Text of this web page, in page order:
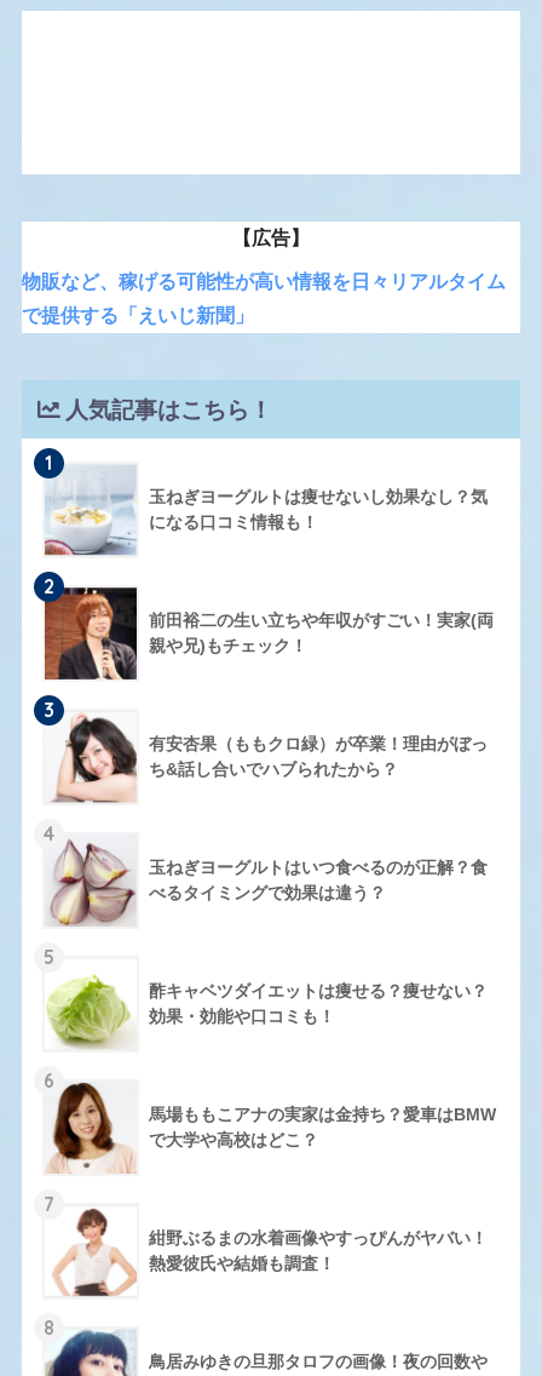
【広告】
物販など、稼げる可能性が高い情報を日々リアルタイム
で提供する「えいじ新聞」
人気記事はこちら！
1
玉ねぎヨーグルトは痩せないし効果なし？気
になる口コミ情報も！
2
前田裕二の生い立ちや年収がすごい！実家(両
親や兄)もチェック！
3
有安杏果（ももクロ緑）が卒業！理由がぼっ
ち&話し合いでハブられたから？
4
玉ねぎヨーグルトはいつ食べるのが正解？食
べるタイミングで効果は違う？
5
酢キャベツダイエットは痩せる？痩せない？
効果・効能や口コミも！
6
馬場ももこアナの実家は金持ち？愛車はBMW
で大学や高校はどこ？
7
紺野ぶるまの水着画像やすっぴんがヤバい！
熱愛彼氏や結婚も調査！
8
鳥居みゆきの旦那タロフの画像！夜の回数や